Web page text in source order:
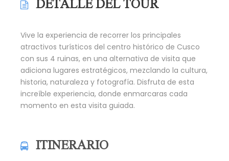
Vive la experiencia de recorrer los principales
atractivos turísticos del centro histórico de Cusco
con sus 4 ruinas, en una alternativa de visita que
adiciona lugares estratégicos, mezclando la cultura,
historia, naturaleza y fotografía. Disfruta de esta
increíble experiencia, donde enmarcaras cada
momento en esta visita guiada.
ITINERARIO